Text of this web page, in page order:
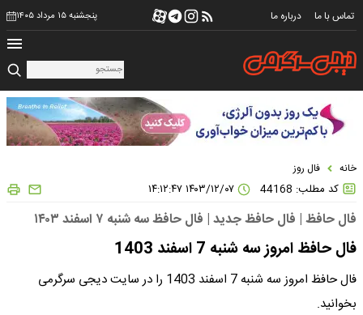
تماس با ما درباره ما پنجشنبه ۱۵ مرداد ۱۴۰۵
خانه فال روز
کد مطلب: 44168
فال حافظ | فال حافظ جدید | فال حافظ سه شنبه ۷ اسفند ۱۴۰۳
فال حافظ امروز سه شنبه 7 اسفند 1403
فال حافظ امروز سه شنبه 7 اسفند 1403 را در سایت دیجی سرگرمی
بخوانید.